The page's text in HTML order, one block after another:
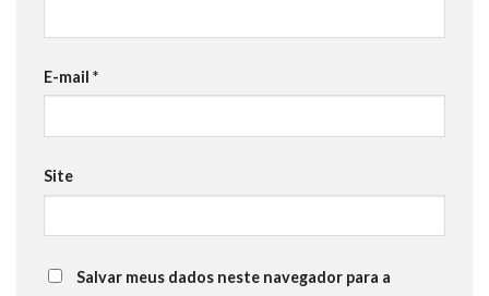
E-mail *
Site
Salvar meus dados neste navegador para a